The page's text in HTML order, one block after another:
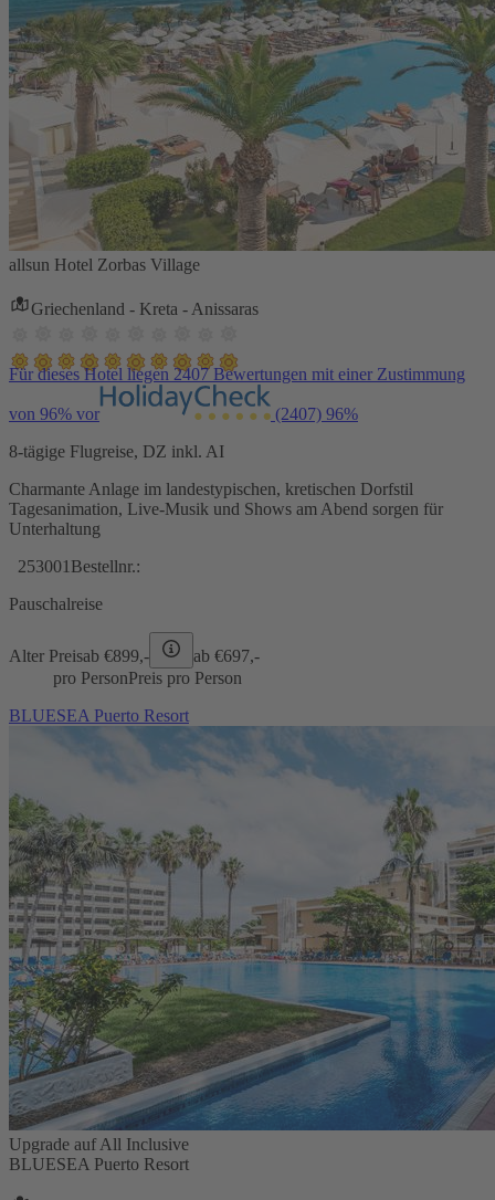
allsun Hotel Zorbas Village
Griechenland - Kreta - Anissaras
Für dieses Hotel liegen 2407 Bewertungen mit einer Zustimmung
von 96% vor (2407) 96%
8-tägige Flugreise, DZ inkl. AI
Charmante Anlage im landestypischen, kretischen Dorfstil
Tagesanimation, Live-Musik und Shows am Abend sorgen für
Unterhaltung
253001 Bestellnr.:
Pauschalreise
Alter Preisab €899,- ab €697,-
pro PersonPreis pro Person
BLUESEA Puerto Resort
Upgrade auf All Inclusive
BLUESEA Puerto Resort